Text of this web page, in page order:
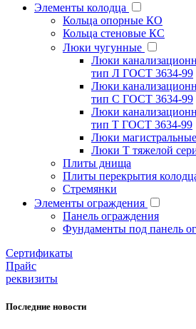
Элементы колодца
Кольца опорные КО
Кольца стеновые КС
Люки чугунные
Люки
тип Л ГОСТ 3634-99
Люки
тип С ГОСТ 3634-99
Люки
тип Т ГОСТ 3634-99
Люки магистральные
Люки Т тяжелой
Плиты днища
Плиты перекрытия
Стремянки
Элементы ограждения
Панель ограждения
Фундаменты под панель
Cертификаты
Прайс
реквизиты
Последние новости